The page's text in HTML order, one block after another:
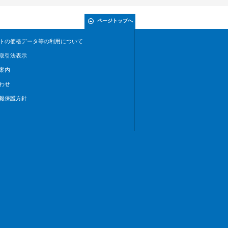
ページトップへ
の価格データ等の利用について
引法表示
内
せ
保護方針